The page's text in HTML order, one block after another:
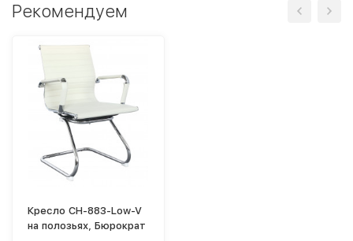
Рекомендуем
Кресло CH-883-Low-V
на полозьях, Бюрократ